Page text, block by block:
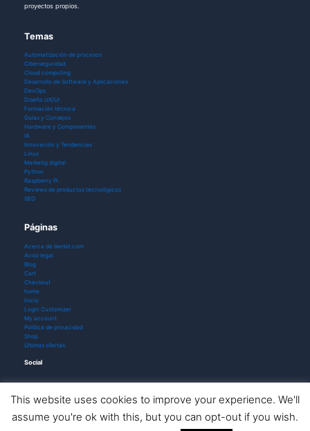
proyectos propios.
Temas
Automatización de procesos
Ciberseguridad
Cloud computing
Desarrollo de Software y Aplicaciones
DevOps
Diseño UX/UI
Formación técnica
Guías y Consejos
Hardware y Componentes
IA
Innovación y Tendencias
Linux
Marketig digital
Python
Raspberry Pi
Reviews de productos tecnológicos
SEO
Páginas
Acerca de ikerbit.com
Aviso legal
Blog
Cart
Checkout
home
Inicio
Login Customizer
My account
Política de privacidad
Shop
Últimas ofertas
Social
Todos los derechos © 2026 ikerbit |Aviso de afiliación
This website uses cookies to improve your experience. We'll
assume you're ok with this, but you can opt-out if you wish.